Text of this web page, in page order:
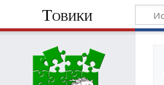
Товики